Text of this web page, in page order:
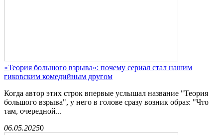
«Теория большого взрыва»: почему сериал стал нашим
гиковским комедийным другом
Когда автор этих строк впервые услышал название "Теория
большого взрыва", у него в голове сразу возник образ: "Что
там, очередной...
06.05.20250